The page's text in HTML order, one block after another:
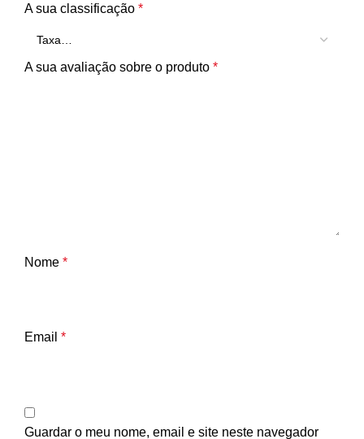
A sua classificação *
A sua avaliação sobre o produto *
Nome *
Email *
Guardar o meu nome, email e site neste navegador